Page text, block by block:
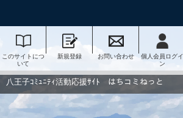
このサイトにつ
いて
新規登録 お問い合わせ
個人会員ログイ
ン
八王子ｺﾐｭﾆﾃｨ活動応援ｻｲﾄ はちコミねっと